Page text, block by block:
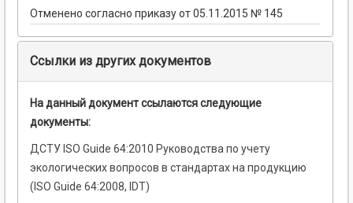
Отменено согласно приказу от 05.11.2015 № 145
Ссылки из других документов
На данный документ ссылаются следующие
документы:
ДСТУ ISO Guide 64:2010 Руководствa по учету
экологических вопросов в стандартах на продукцию
(ISO Guide 64:2008, IDT)